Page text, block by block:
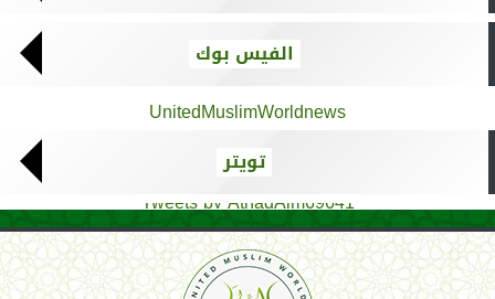
الفيس بوك
UnitedMuslimWorldnews
تويتر
Tweets by AthadAlm69641